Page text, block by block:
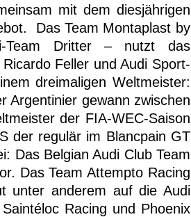
mit dem diesjährigen
Das Team Montaplast by
Team Dritter – nutzt das
Feller und Audi Sport-
dreimaligen Weltmeister:
Argentinier gewann zwischen
der FIA-WEC-Saison
der regulär im Blancpain GT
Das Belgian Audi Club Team
Das Team Attempto Racing
unter anderem auf die Audi
Racing und Phoenix